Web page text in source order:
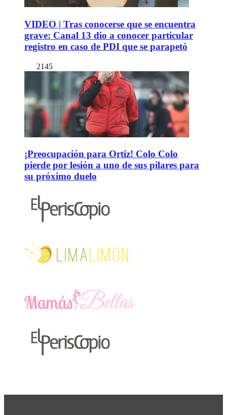
VIDEO | Tras conocerse que se encuentra
grave: Canal 13 dio a conocer particular
registro en caso de PDI que se parapetó
2145
¡Preocupación para Ortiz! Colo Colo
pierde por lesión a uno de sus pilares para
su próximo duelo